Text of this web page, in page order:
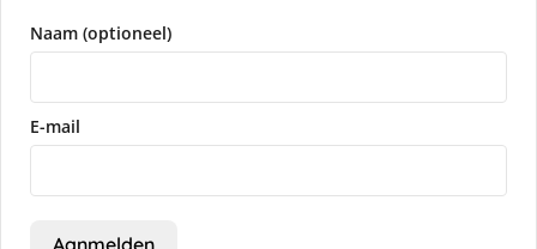
Naam (optioneel)
E-mail